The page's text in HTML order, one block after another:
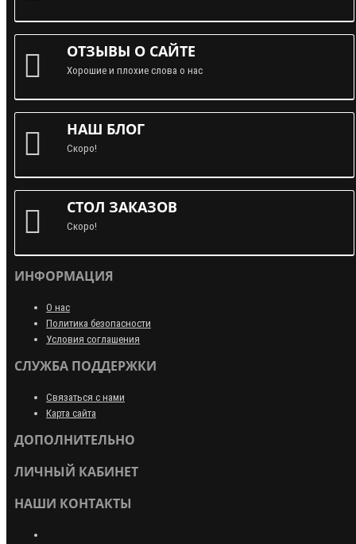
ОТЗЫВЫ О САЙТЕ
Хорошие и плохие слова о нас
НАШ БЛОГ
Скоро!
СТОЛ ЗАКАЗОВ
Скоро!
ИНФОРМАЦИЯ
О нас
Политика безопасности
Условия соглашения
СЛУЖБА ПОДДЕРЖКИ
Связаться с нами
Карта сайта
ДОПОЛНИТЕЛЬНО
ЛИЧНЫЙ КАБИНЕТ
НАШИ КОНТАКТЫ